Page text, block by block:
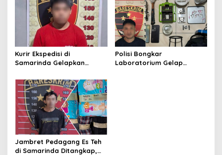
Kurir Ekspedisi di
Samarinda Gelapkan
Barang Elektronik Lainnya,
Kerugian Capai Rp 98 Juta
Polisi Bongkar
Laboratorium Gelap
Jambret Pedagang Es Teh
di Samarinda Ditangkap,